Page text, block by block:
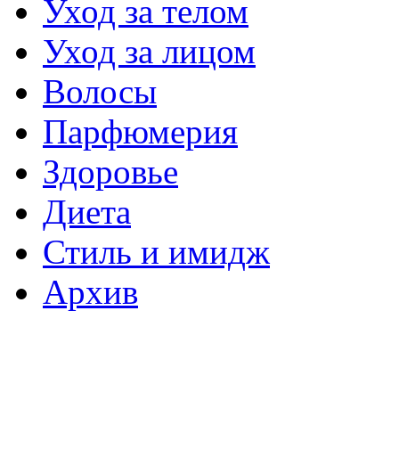
Уход за телом
Уход за лицом
Волосы
Парфюмерия
Здоровье
Диета
Стиль и имидж
Архив